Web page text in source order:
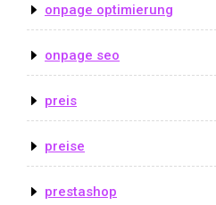
onpage optimierung
onpage seo
preis
preise
prestashop